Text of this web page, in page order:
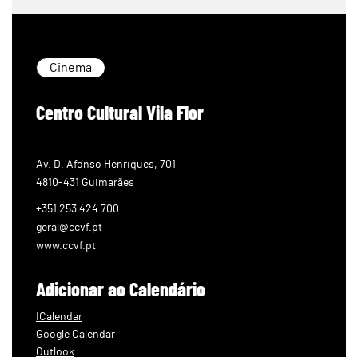
Cinema
Centro Cultural Vila Flor
Av. D. Afonso Henriques, 701
4810-431 Guimarães
+351 253 424 700
geral@ccvf.pt
www.ccvf.pt
Adicionar ao Calendário
ICalendar
Google Calendar
Outlook